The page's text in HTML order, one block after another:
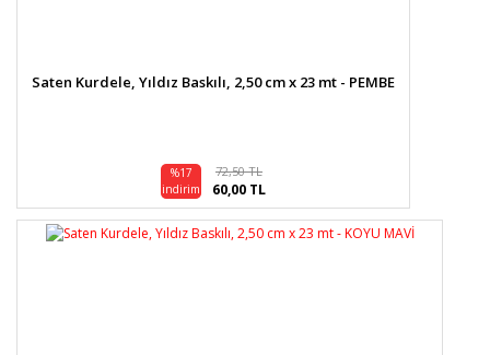
Saten Kurdele, Yıldız Baskılı, 2,50 cm x 23 mt - PEMBE
%17
indirim
72,50 TL
60,00 TL